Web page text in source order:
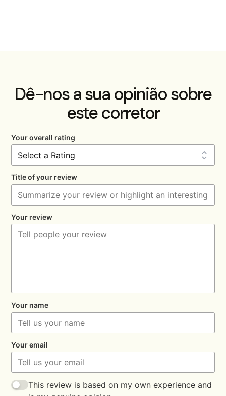
Dê-nos a sua opinião sobre
este corretor
Your overall rating
Title of your review
Your review
Your name
Your email
This review is based on my own experience and